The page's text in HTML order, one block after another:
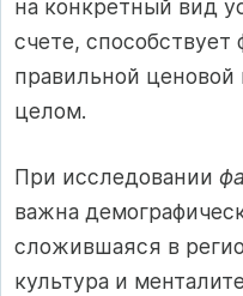
на конкретный вид
счете,
правильной
целом.
При исследовании
важна
сложившаяся в
культура и